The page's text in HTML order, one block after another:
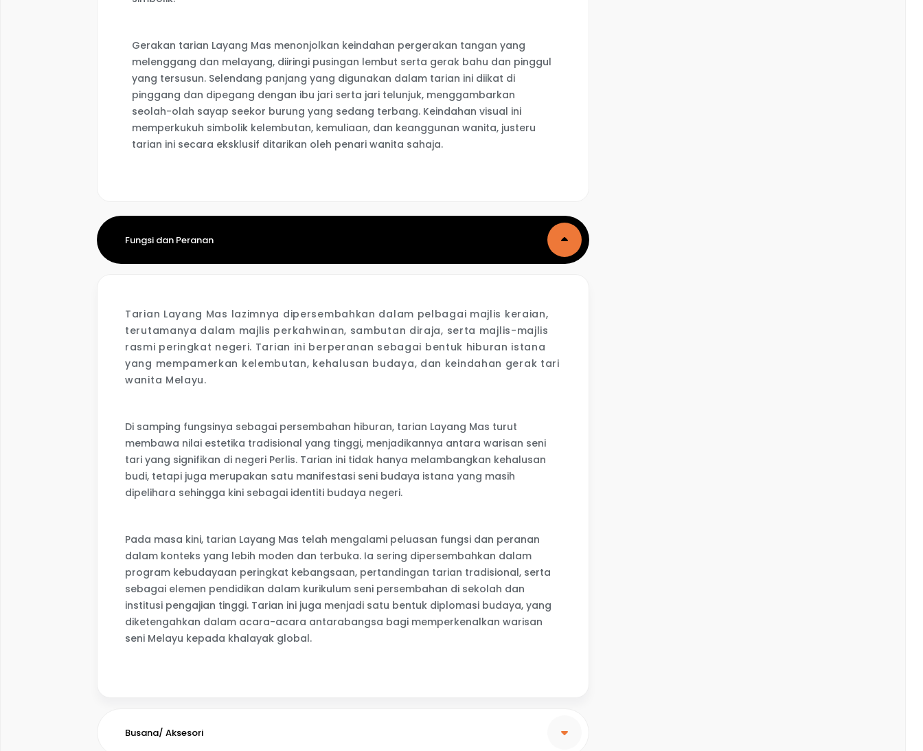
Gerakan tarian Layang Mas menonjolkan keindahan pergerakan tangan yang
melenggang dan melayang, diiringi pusingan lembut serta gerak bahu dan pinggul
yang tersusun. Selendang panjang yang digunakan dalam tarian ini diikat di
pinggang dan dipegang dengan ibu jari serta jari telunjuk, menggambarkan
seolah-olah sayap seekor burung yang sedang terbang. Keindahan visual ini
memperkukuh simbolik kelembutan, kemuliaan, dan keanggunan wanita, justeru
tarian ini secara eksklusif ditarikan oleh penari wanita sahaja.
Fungsi dan Peranan
Tarian Layang Mas lazimnya dipersembahkan dalam pelbagai majlis keraian,
terutamanya dalam majlis perkahwinan, sambutan diraja, serta majlis-majlis
rasmi peringkat negeri. Tarian ini berperanan sebagai bentuk hiburan istana
yang mempamerkan kelembutan, kehalusan budaya, dan keindahan gerak tari
wanita Melayu.
Di samping fungsinya sebagai persembahan hiburan, tarian Layang Mas turut
membawa nilai estetika tradisional yang tinggi, menjadikannya antara warisan seni
tari yang signifikan di negeri Perlis. Tarian ini tidak hanya melambangkan kehalusan
budi, tetapi juga merupakan satu manifestasi seni budaya istana yang masih
dipelihara sehingga kini sebagai identiti budaya negeri.
Pada masa kini, tarian Layang Mas telah mengalami peluasan fungsi dan peranan
dalam konteks yang lebih moden dan terbuka. Ia sering dipersembahkan dalam
program kebudayaan peringkat kebangsaan, pertandingan tarian tradisional, serta
sebagai elemen pendidikan dalam kurikulum seni persembahan di sekolah dan
institusi pengajian tinggi. Tarian ini juga menjadi satu bentuk diplomasi budaya, yang
diketengahkan dalam acara-acara antarabangsa bagi memperkenalkan warisan
seni Melayu kepada khalayak global.
Busana/ Aksesori